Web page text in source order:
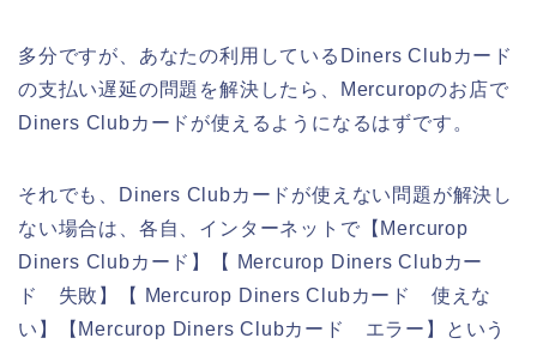
多分ですが、あなたの利用しているDiners Clubカード
の支払い遅延の問題を解決したら、Mercuropのお店で
Diners Clubカードが使えるようになるはずです。
それでも、Diners Clubカードが使えない問題が解決し
ない場合は、各自、インターネットで【Mercurop
Diners Clubカード】【 Mercurop Diners Clubカー
ド 失敗】【 Mercurop Diners Clubカード 使えな
い】【Mercurop Diners Clubカード エラー】という